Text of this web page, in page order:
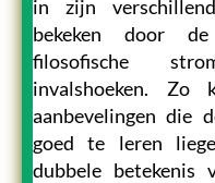
in zijn
bekeken door
filosofische
invalshoeken.
aanbevelingen die
goed te leren
dubbele betekenis